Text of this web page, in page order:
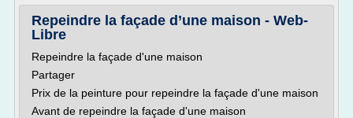
Repeindre la façade d’une maison - Web-
Libre
Repeindre la façade d'une maison
Partager
Prix de la peinture pour repeindre la façade d'une maison
Avant de repeindre la façade d'une maison